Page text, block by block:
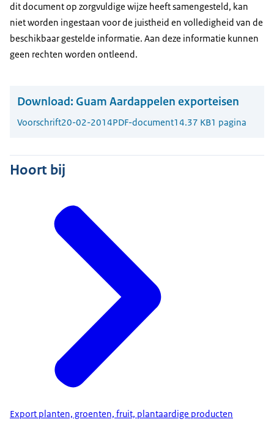
dit document op zorgvuldige wijze heeft samengesteld, kan
niet worden ingestaan voor de juistheid en volledigheid van de
beschikbaar gestelde informatie. Aan deze informatie kunnen
geen rechten worden ontleend.
Download: Guam Aardappelen exporteisen
Voorschrift20-02-2014PDF-document14.37 KB1 pagina
Hoort bij
Export planten, groenten, fruit, plantaardige producten